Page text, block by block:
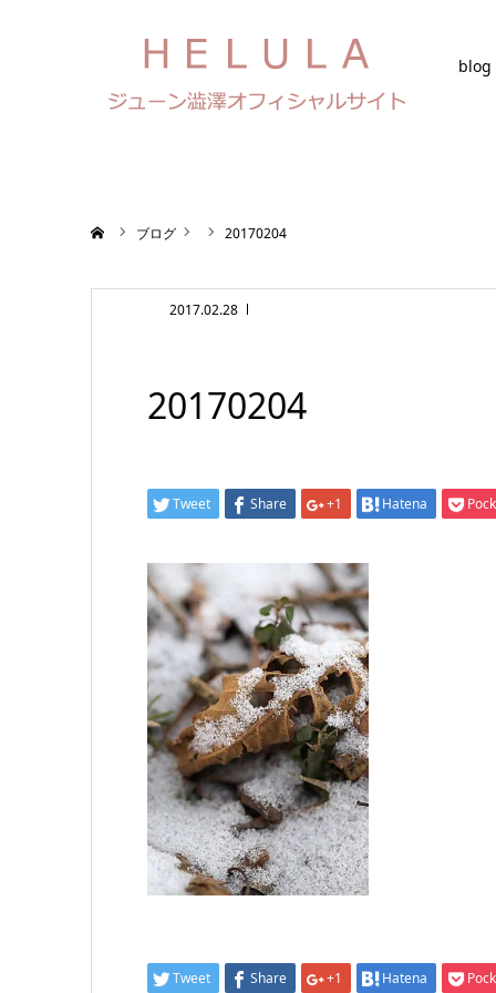
blog
ブログ 20170204
2017.02.28
20170204
Tweet Share +1 Hatena
Tweet Share +1 Hatena